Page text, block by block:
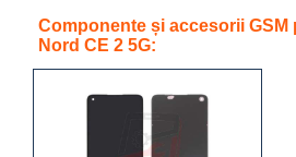
Componente și accesorii GSM
Nord CE 2 5G: